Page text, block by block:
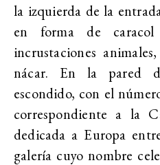
la izquierda de la
en forma de
incrustaciones
nácar. En la pared
escondido, con el
correspondiente a la
dedicada a Europa
galería cuyo nombre